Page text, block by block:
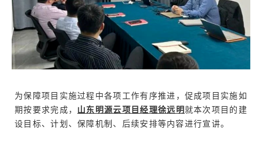
为保障项目实施过程中各项工作有序推进，促成项目实施如
期按要求完成， 山东明源云项目经理徐远明 就本次项目的建
设目标、计划、保障机制、后续安排等内容进行宣讲。